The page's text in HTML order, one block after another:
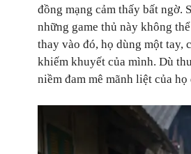
đồng mạng cảm thấy bất ngờ.
những game thủ này không
thay vào đó, họ dùng một tay,
khiếm khuyết của mình. Dù
niềm đam mê mãnh liệt của